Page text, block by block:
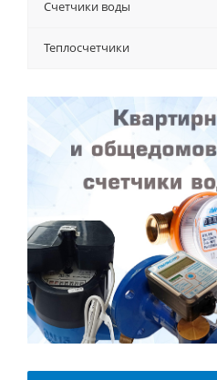
Счетчики воды
Теплосчетчики